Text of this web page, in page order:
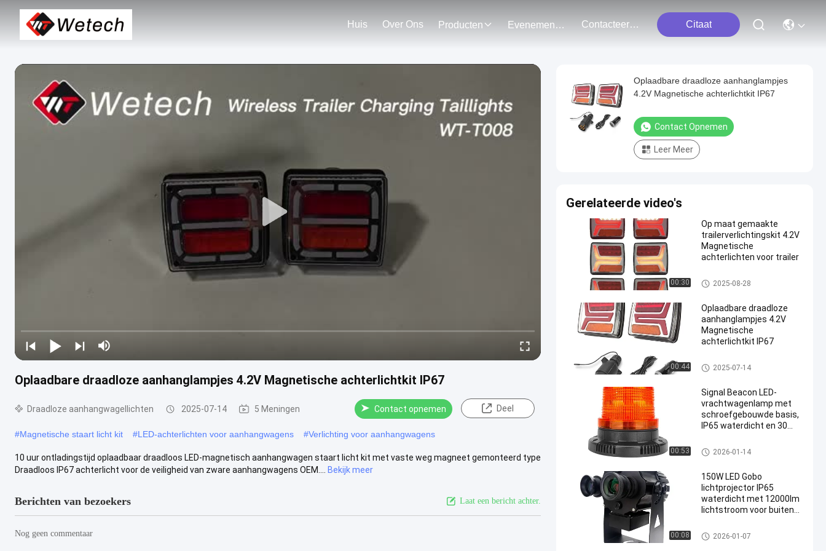
Huis Over Ons Producten Evenementen Contacteer Ons Citaat
Oplaadbare draadloze aanhanglampjes 4.2V Magnetische achterlichtkit IP67
Draadloze aanhangwagellichten 2025-07-14 5 Meningen Contact opnemen Deel
#Magnetische staart licht kit #LED-achterlichten voor aanhangwagens #Verlichting voor aanhangwagens
10 uur ontladingstijd oplaadbaar draadloos LED-magnetisch aanhangwagen staart licht kit met vaste weg magneet gemonteerd type
Draadloos IP67 achterlicht voor de veiligheid van zware aanhangwagens OEM....
Bekijk meer
Berichten van bezoekers Laat een bericht achter.
Nog geen commentaar
Oplaadbare draadloze aanhanglampjes
4.2V Magnetische achterlichtkit IP67
Contact Opnemen
Leer Meer
Gerelateerde video's
00:30
Op maat gemaakte
trailerverlichtingskit 4.2V
Magnetische
achterlichten voor trailer
Draadloze aanhangwagellicht
en
2025-08-28
00:44
Oplaadbare draadloze
aanhanglampjes 4.2V
Magnetische
achterlichtkit IP67
Draadloze aanhangwagellicht
en
2025-07-14
00:53
Signal Beacon LED-
vrachtwagenlamp met
schroefgebouwde basis,
IP65 waterdicht en 30
industrieel gebruik
Signal beacon
2026-01-14
00:08
150W LED Gobo
lichtprojector IP65
waterdicht met 12000lm
lichtstroom voor buiten
Gobo lichtprojector
2026-01-07